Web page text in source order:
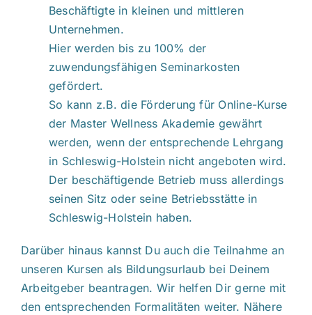
Beschäftigte in kleinen und mittleren
Unternehmen.
Hier werden bis zu 100% der
zuwendungsfähigen Seminarkosten
gefördert.
So kann z.B. die Förderung für Online-Kurse
der Master Wellness Akademie gewährt
werden, wenn der entsprechende Lehrgang
in Schleswig-Holstein nicht angeboten wird.
Der beschäftigende Betrieb muss allerdings
seinen Sitz oder seine Betriebsstätte in
Schleswig-Holstein haben.
Darüber hinaus kannst Du auch die Teilnahme an
unseren Kursen als Bildungsurlaub bei Deinem
Arbeitgeber beantragen. Wir helfen Dir gerne mit
den entsprechenden Formalitäten weiter. Nähere